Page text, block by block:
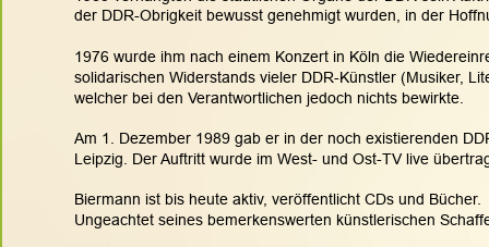
der DDR-Obrigkeit bewusst genehmigt wurden, in der
1976 wurde ihm nach einem Konzert in Köln die
solidarischen Widerstands vieler DDR-Künstler (Musiker,
welcher bei den Verantwortlichen jedoch nichts bewirkte.
Am 1. Dezember 1989 gab er in der noch existierenden
Leipzig. Der Auftritt wurde im West- und Ost-TV live
Biermann ist bis heute aktiv, veröffentlicht CDs und Bücher.
Ungeachtet seines bemerkenswerten künstlerischen